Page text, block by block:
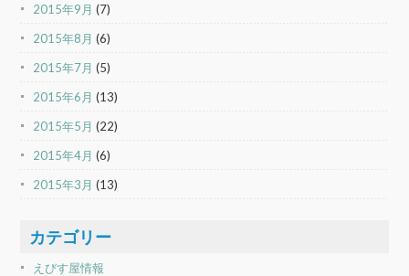
2015年9月 (7)
2015年8月 (6)
2015年7月 (5)
2015年6月 (13)
2015年5月 (22)
2015年4月 (6)
2015年3月 (13)
カテゴリー
えびす屋情報